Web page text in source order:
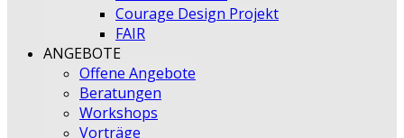
Courage Design Projekt
FAIR
ANGEBOTE
Offene Angebote
Beratungen
Workshops
Vorträge